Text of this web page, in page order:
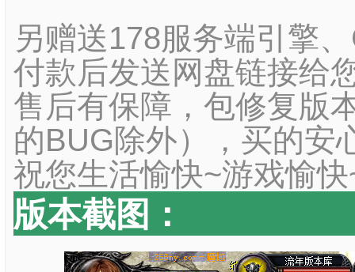
另赠送178服务端引擎
付款后发送网盘链接给
售后有保障，包修复版
的BUG除外），买的安
祝您生活愉快~游戏愉
版本截图：